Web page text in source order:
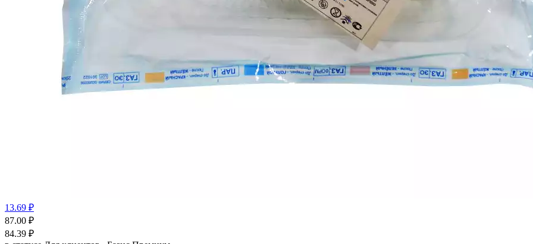
13.69 ₽
87.00 ₽
84.39 ₽